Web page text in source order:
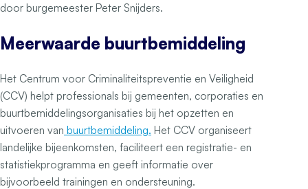
door burgemeester Peter Snijders.
Meerwaarde buurtbemiddeling
Het Centrum voor Criminaliteitspreventie en Veiligheid
(CCV) helpt professionals bij gemeenten, corporaties en
buurtbemiddelingsorganisaties bij het opzetten en
uitvoeren van buurtbemiddeling. Het CCV organiseert
landelijke bijeenkomsten, faciliteert een registratie- en
statistiekprogramma en geeft informatie over
bijvoorbeeld trainingen en ondersteuning.